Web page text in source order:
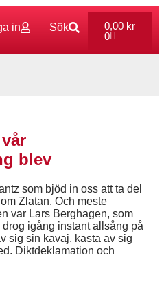
in Sök 0,00 kr
0
blev
som bjöd in oss att ta del
Zlatan. Och meste
var Lars Berghagen, som
igång instant allsång på
sig sin kavaj, kasta av sig
Diktdeklamation och